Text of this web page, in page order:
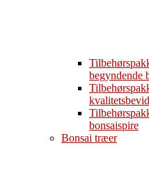
begyndende
bonsaispire
Bonsai træer